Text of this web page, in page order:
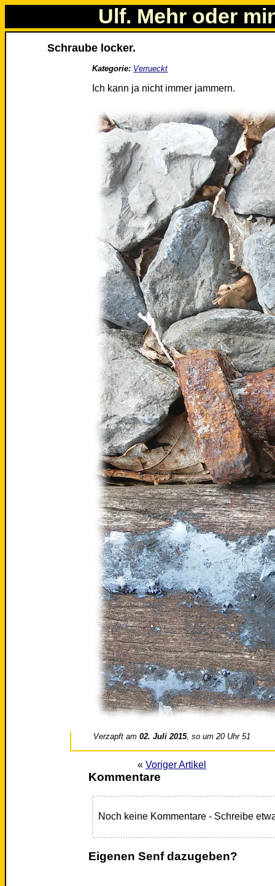
Ulf. Mehr oder
Schraube locker.
Kategorie: Verrueckt
Ich kann ja nicht immer jammern.
Verzapft am02. Juli 2015, so um 20 Uhr 51
« Voriger Artikel
Kommentare
Noch keine Kommentare - Schreibe
Eigenen Senf dazugeben?